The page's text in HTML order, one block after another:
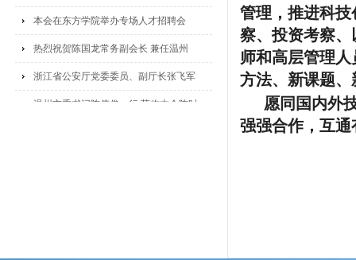
本会在东方学院举办专场人才招聘会
热烈祝贺陈国龙常务副会长 兼任温州
浙江省公安厅党委委员、副厅长张飞军
温州市委书记陈伟俊一行 莅临本会陈时
管理，推进科
察、投资考察
师和高层管理
方法、新课题
愿同国内外
强强合作，互